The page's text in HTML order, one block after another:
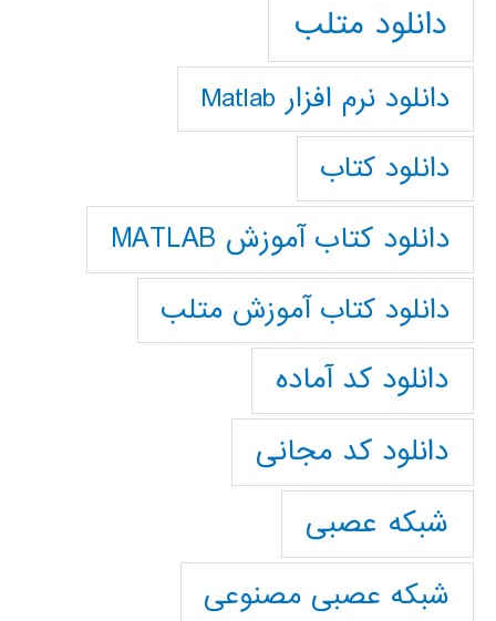
دانلود متلب
دانلود نرم افزار Matlab
دانلود کتاب
دانلود کتاب آموزش MATLAB
دانلود کتاب آموزش متلب
دانلود کد آماده
دانلود کد مجانی
شبکه عصبی
شبکه عصبی مصنوعی